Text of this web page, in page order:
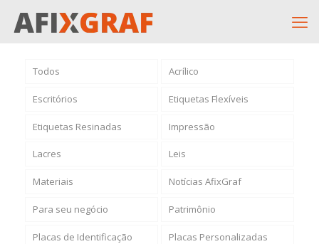
Todos Acrílico
Escritórios Etiquetas Flexíveis
Etiquetas Resinadas Impressão
Lacres Leis
Materiais Notícias AfixGraf
Para seu negócio Patrimônio
Placas de Identificação Placas Personalizadas